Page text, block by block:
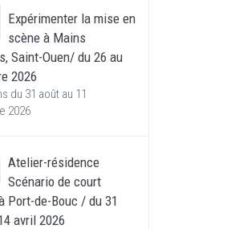
Expérimenter la mise en
scène à Mains
Saint-Ouen/ du 26 au
2026
du 31 août au 11
2026
Atelier-résidence
Scénario de court
Port-de-Bouc / du 31
avril 2026